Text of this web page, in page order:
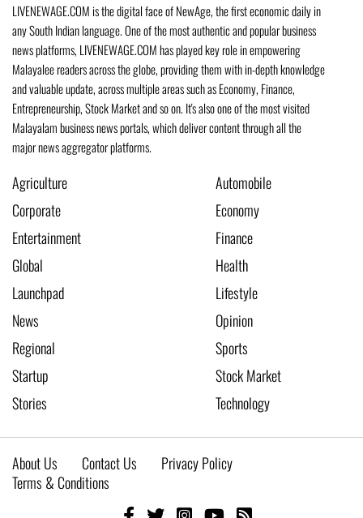
LIVENEWAGE.COM is the digital face of NewAge, the first economic daily in
any South Indian language. One of the most authentic and popular business
news platforms, LIVENEWAGE.COM has played key role in empowering
Malayalee readers across the globe, providing them with in-depth knowledge
and valuable update, across multiple areas such as Economy, Finance,
Entrepreneurship, Stock Market and so on. It's also one of the most visited
Malayalam business news portals, which deliver content through all the
major news aggregator platforms.
Agriculture
Automobile
Corporate
Economy
Entertainment
Finance
Global
Health
Launchpad
Lifestyle
News
Opinion
Regional
Sports
Startup
Stock Market
Stories
Technology
About Us Contact Us
Privacy Policy
Terms & Conditions